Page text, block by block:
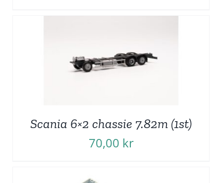
Scania 6×2 chassie 7.82m (1st)
70,00 kr